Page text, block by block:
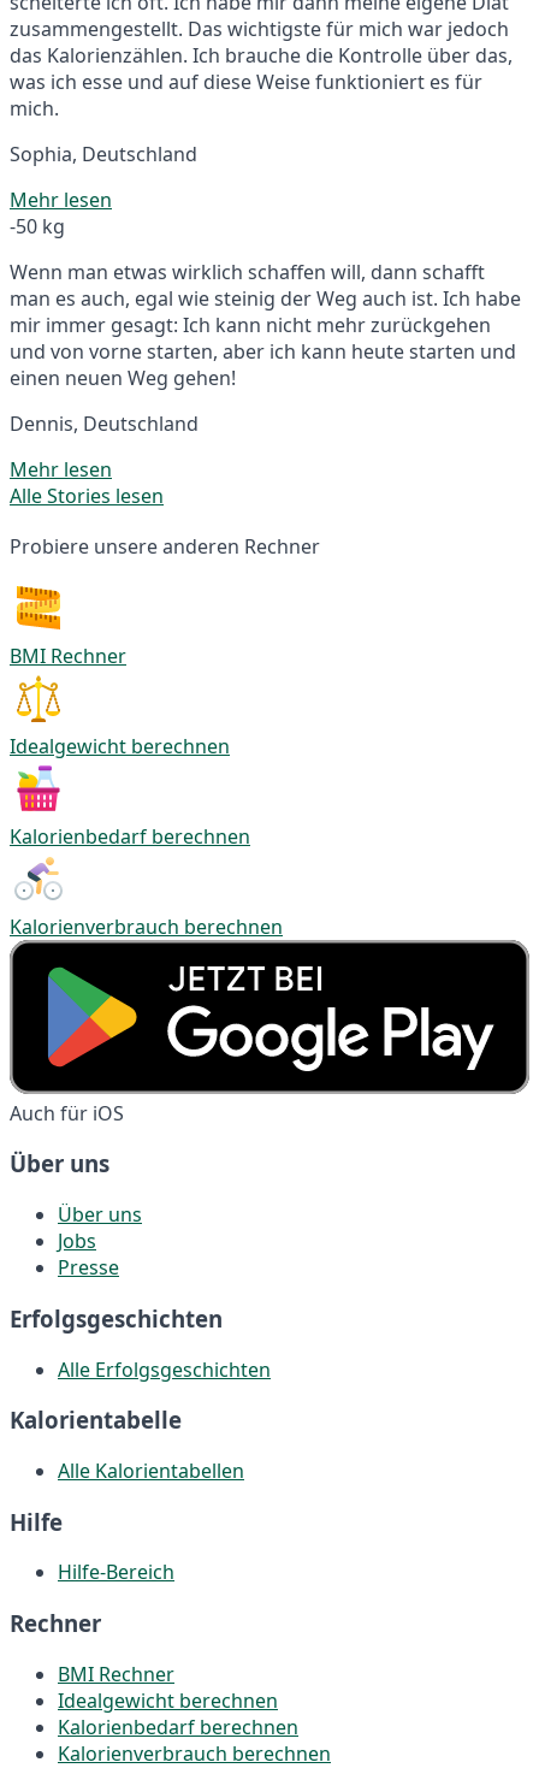
zusammengestellt. Das wichtigste für mich war jedoch
das Kalorienzählen. Ich brauche die Kontrolle über das,
was ich esse und auf diese Weise funktioniert es für
mich.
Sophia, Deutschland
Mehr lesen
-50 kg
Wenn man etwas wirklich schaffen will, dann schafft
man es auch, egal wie steinig der Weg auch ist. Ich habe
mir immer gesagt: Ich kann nicht mehr zurückgehen
und von vorne starten, aber ich kann heute starten und
einen neuen Weg gehen!
Dennis, Deutschland
Mehr lesen
Alle Stories lesen
Probiere unsere anderen Rechner
BMI Rechner
Idealgewicht berechnen
Kalorienbedarf berechnen
Kalorienverbrauch berechnen
Auch für iOS
Über uns
Über uns
Jobs
Presse
Erfolgsgeschichten
Alle Erfolgsgeschichten
Kalorientabelle
Alle Kalorientabellen
Hilfe
Hilfe-Bereich
Rechner
BMI Rechner
Idealgewicht berechnen
Kalorienbedarf berechnen
Kalorienverbrauch berechnen